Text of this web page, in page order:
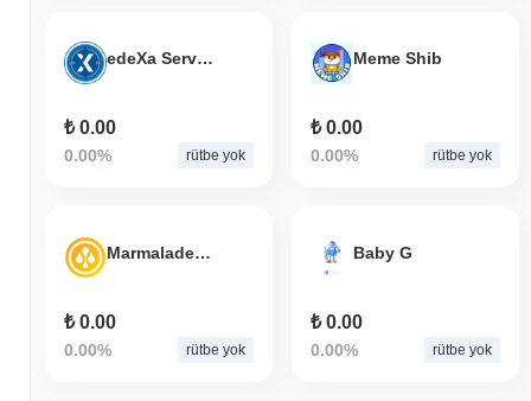
edeXa Service Token
₺ 0.00
0.00% rütbe yok
Meme Shib
₺ 0.00
0.00% rütbe yok
Marmalade Token
₺ 0.00
0.00% rütbe yok
Baby G
₺ 0.00
0.00% rütbe yok